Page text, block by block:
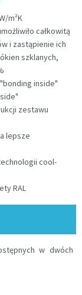
m²K
całkowitą
i zastąpienie ich
szklanych,
inside"
zestawu
lepsze
cool-
RAL
w dwóch